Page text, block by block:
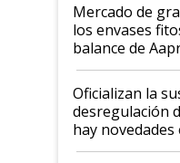
Mercado de
los envases
balance de
Oficializan la
desregulación
hay novedades
la hidrovía